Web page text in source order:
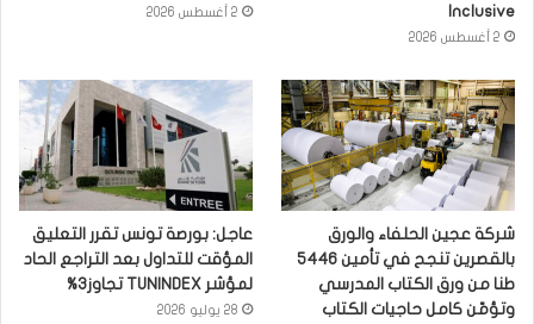
Inclusive
2 أغسطس 2026
2 أغسطس 2026
شركة عجين الحلفاء والورق
بالقصرين تنجح في تأمين 5446
طنا من ورق الكتاب المدرسي
وتؤمّن كامل حاجيات الكتاب
عاجل: بورصة تونس تقرر التعليق
المؤقت للتداول بعد التراجع الحاد
لمؤشر TUNINDEX تجاوز3%
28 يوليو 2026